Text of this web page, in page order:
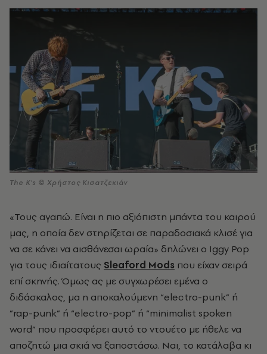
The K's © Χρήστος Κισατζεκιάν
«Τους αγαπώ. Είναι η πιο αξιόπιστη μπάντα του καιρού
μας, η οποία δεν στηρίζεται σε παραδοσιακά κλισέ για
να σε κάνει να αισθάνεσαι ωραία» δηλώνει ο Iggy Pop
για τους ιδιαίτατους Sleaford Mods που είχαν σειρά
επί σκηνής. Όμως ας με συγχωρέσει εμένα ο
διδάσκαλος, μα η αποκαλούμενη “electro-punk” ή
”rap-punk” ή “electro-pop” ή “minimalist spoken
word” που προσφέρει αυτό το ντουέτο με ήθελε να
αποζητώ μια σκιά να ξαποστάσω. Ναι, το κατάλαβα κι